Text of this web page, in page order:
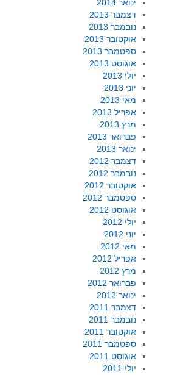
ינואר 2014
דצמבר 2013
נובמבר 2013
אוקטובר 2013
ספטמבר 2013
אוגוסט 2013
יולי 2013
יוני 2013
מאי 2013
אפריל 2013
מרץ 2013
פברואר 2013
ינואר 2013
דצמבר 2012
נובמבר 2012
אוקטובר 2012
ספטמבר 2012
אוגוסט 2012
יולי 2012
יוני 2012
מאי 2012
אפריל 2012
מרץ 2012
פברואר 2012
ינואר 2012
דצמבר 2011
נובמבר 2011
אוקטובר 2011
ספטמבר 2011
אוגוסט 2011
יולי 2011